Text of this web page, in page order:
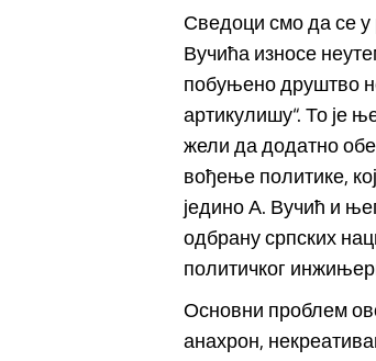
Сведоци смо да се
Вучића износе
побуњено друштво
артикулишу“. То је
жели да додатно
вођење политике,
једино А. Вучић и
одбрану српских
политичког
Основни проблем
анахрон,